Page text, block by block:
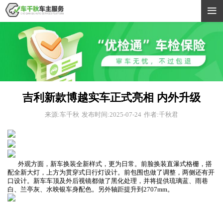

吉利新款博越实车正式亮相 内外升级
来源:车千秋 发布时间:2025-07-24 作者:千秋君
外观方面，新车换装全新样式，更为日常。前脸换装直瀑式格栅，搭
配全新大灯，上方为贯穿式日行灯设计。前包围也做了调整，两侧还有开
口设计。新车车顶及外后视镜都做了黑化处理，并将提供琉璃蓝、雨巷
白、兰亭灰、水映银车身配色。另外轴距提升到2707mm。